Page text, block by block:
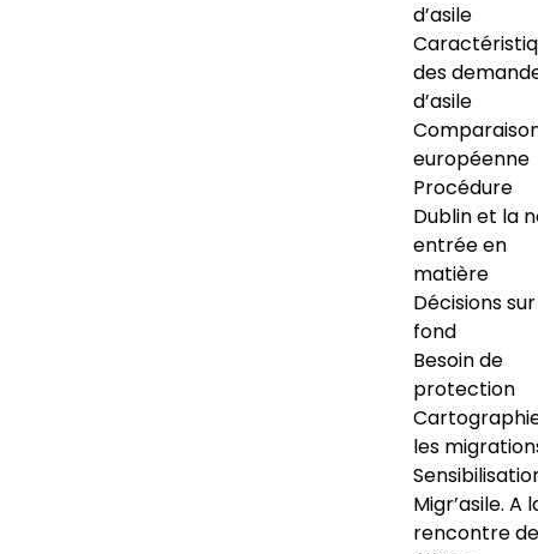
d’asile
des
d’asile
européenne
Procédure
Dublin et la
entrée en
matière
Décisions
fond
Besoin de
protection
les
Migr’asile. A
rencontre